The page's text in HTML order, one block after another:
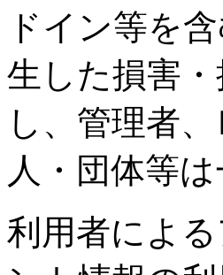
ドイン等を
生した損害
し、管理者
人・団体等
利用者によ